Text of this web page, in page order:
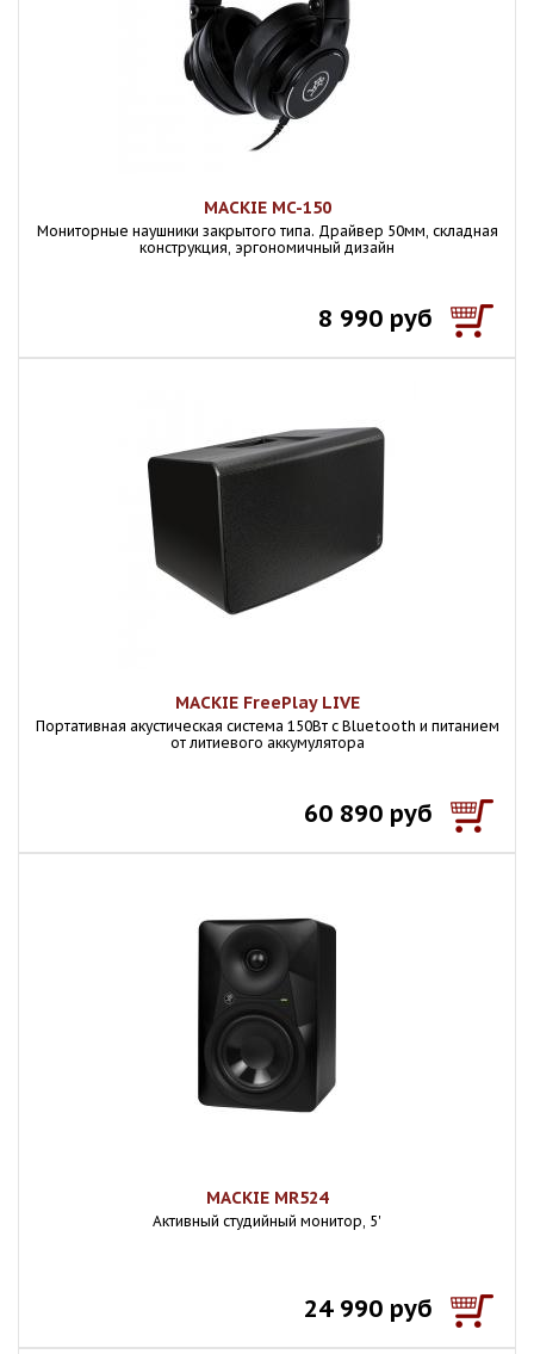
MACKIE MC-150
Мониторные наушники закрытого типа. Драйвер 50мм, складная
конструкция, эргономичный дизайн
8 990 руб
MACKIE FreePlay LIVE
Портативная акустическая система 150Вт с Bluetooth и питанием
от литиевого аккумулятора
60 890 руб
MACKIE MR524
Активный студийный монитор, 5'
24 990 руб